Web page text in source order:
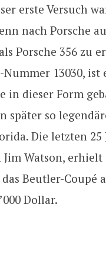
erste Versuch
nach Porsche
Porsche 356 zu
Nummer 13030,
in dieser Form
später so
Die letzten
Watson,
Beutler-Coupé
Dollar.